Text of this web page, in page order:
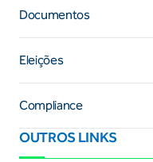
Documentos
Eleições
Compliance
OUTROS LINKS